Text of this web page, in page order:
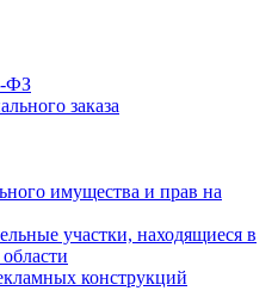
ФЗ
заказа
имущества и прав на
участки, находящиеся в
конструкций